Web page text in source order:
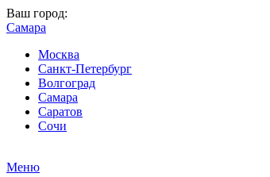
Ваш город:
Самара
Москва
Санкт-Петербург
Волгоград
Самара
Саратов
Сочи
Меню